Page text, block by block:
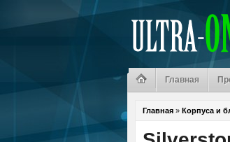
Главная
Главная » Корпуса и